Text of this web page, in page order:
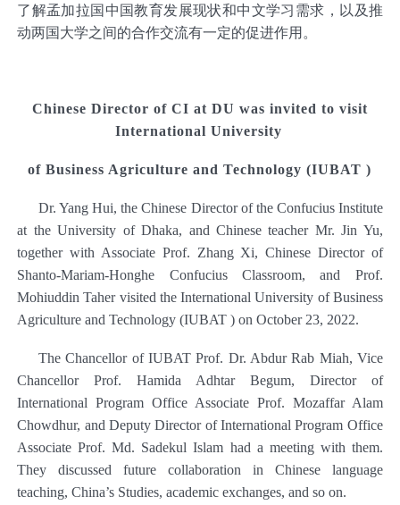
了解孟加拉国中国教育发展现状和中文学习需求， 以及推
动两国大学之间的合作交流有一定的促进作用。
Chinese Director of CI at DU was invited to visit
International University
of Business Agriculture and Technology (IUBAT )
Dr. Yang Hui, the Chinese Director of the Confucius Institute
at the University of Dhaka, and Chinese teacher Mr.Jin Yu,
together with Associate Prof. Zhang Xi, Chinese Director of
Shanto-Mariam-Honghe Confucius Classroom, and Prof.
Mohiuddin Taher visited the International University of Business
Agriculture and Technology (IUBAT ) on October 23, 2022.
The Chancellor ofIUBAT Prof. Dr. Abdur Rab Miah, Vice
Chancellor Prof.Hamida Adhtar Begum, Director of
International Program Office Associate Prof. Mozaffar Alam
Chowdhur, and Deputy Director of International Program Office
Associate Prof.Md. Sadekul Islam had a meeting with them.
They discussed future collaboration in Chinese language
teaching, China’s Studies, academic exchanges, and so on.